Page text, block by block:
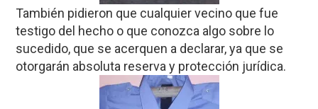
También pidieron que cualquier vecino que fue
testigo del hecho o que conozca algo sobre lo
sucedido, que se acerquen a declarar, ya que se
otorgarán absoluta reserva y protección jurídica.